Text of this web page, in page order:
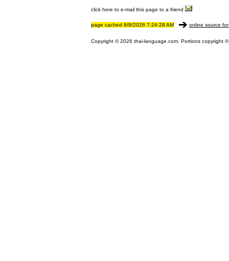
click here to e-mail this page to a friend
page cached 8/8/2026 7:24:28 AM online source
Copyright © 2026 thai-language.com. Portions copyright